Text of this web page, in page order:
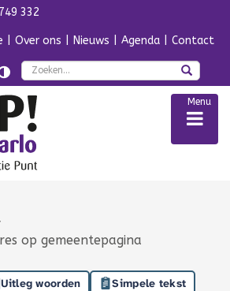
332
Over ons Nieuws Agenda Contact
Menu
op gemeentepagina
Uitleg woorden Simpele tekst